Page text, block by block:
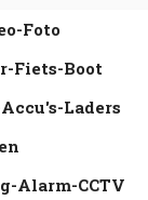
Foto
Fiets-Boot
Laders
Alarm-CCTV